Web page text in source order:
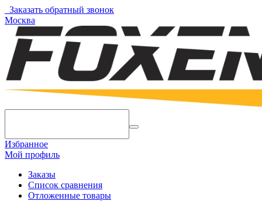
Заказать обратный звонок
Москва
Избранное
Мой профиль
Заказы
Список сравнения
Отложенные товары